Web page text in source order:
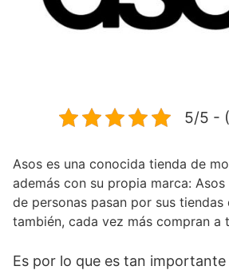
5/5 -
Asos es una conocida tienda de
además con su propia marca:
de personas pasan por sus tiendas
también, cada vez más compran a
Es por lo que es tan